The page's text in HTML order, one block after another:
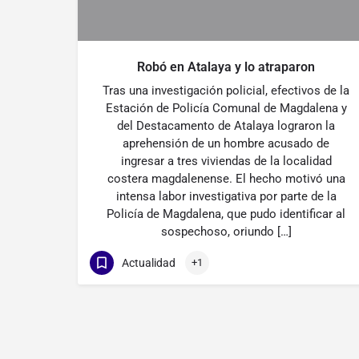
Robó en Atalaya y lo atraparon
Tras una investigación policial, efectivos de la
Estación de Policía Comunal de Magdalena y
del Destacamento de Atalaya lograron la
aprehensión de un hombre acusado de
ingresar a tres viviendas de la localidad
costera magdalenense. El hecho motivó una
intensa labor investigativa por parte de la
Policía de Magdalena, que pudo identificar al
sospechoso, oriundo […]
Actualidad +1